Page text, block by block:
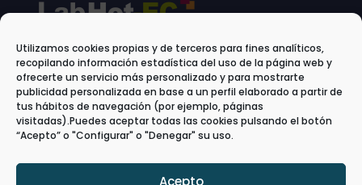
Utilizamos cookies propias y de terceros para fines analíticos,
recopilando información estadística del uso de la página web y
ofrecerte un servicio más personalizado y para mostrarte
publicidad personalizada en base a un perfil elaborado a partir de
tus hábitos de navegación (por ejemplo, páginas
visitadas).Puedes aceptar todas las cookies pulsando el botón
“Acepto” o "Configurar" o "Denegar" su uso.
Acepto